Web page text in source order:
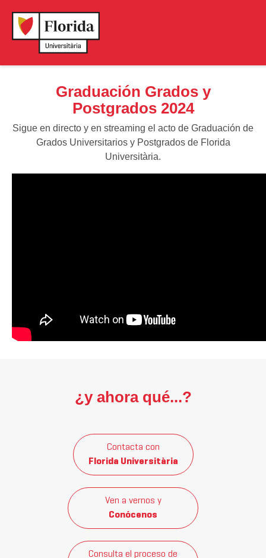
Graduación Grados y
Postgrados 2024
Sigue en directo y en streaming el acto de Graduación de
Grados Universitarios y Postgrados de Florida
Universitària.
¿y ahora qué...?
Contacta con
Florida Universitària
Ven a vernos y
Conócenos
Consulta el proceso de